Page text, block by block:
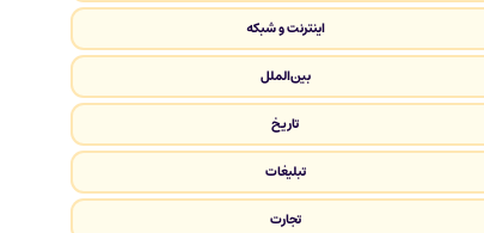
اینترنت و شبکه
بین‌الملل
تاریخ
تبلیغات
تجارت